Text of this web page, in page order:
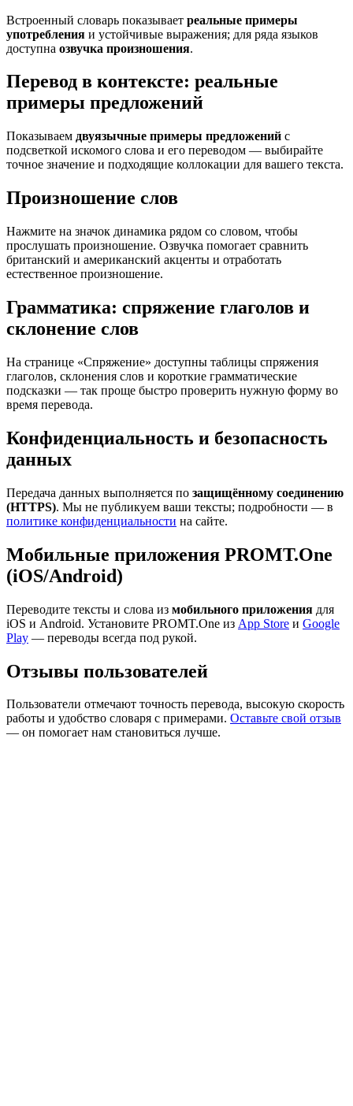
Встроенный словарь показывает реальные примеры
употребления и устойчивые выражения; для ряда языков
доступна озвучка произношения.
Перевод в контексте: реальные
примеры предложений
Показываем двуязычные примеры предложений с
подсветкой искомого слова и его переводом — выбирайте
точное значение и подходящие коллокации для вашего текста.
Произношение слов
Нажмите на значок динамика рядом со словом, чтобы
прослушать произношение. Озвучка помогает сравнить
британский и американский акценты и отработать
естественное произношение.
Грамматика: спряжение глаголов и
склонение слов
На странице «Спряжение» доступны таблицы спряжения
глаголов, склонения слов и короткие грамматические
подсказки — так проще быстро проверить нужную форму во
время перевода.
Конфиденциальность и безопасность
данных
Передача данных выполняется по защищённому соединению
(HTTPS). Мы не публикуем ваши тексты; подробности — в
политике конфиденциальности на сайте.
Мобильные приложения PROMT.One
(iOS/Android)
Переводите тексты и слова из мобильного приложения для
iOS и Android. Установите PROMT.One из App Store и Google
Play — переводы всегда под рукой.
Отзывы пользователей
Пользователи отмечают точность перевода, высокую скорость
работы и удобство словаря с примерами. Оставьте свой отзыв
— он помогает нам становиться лучше.